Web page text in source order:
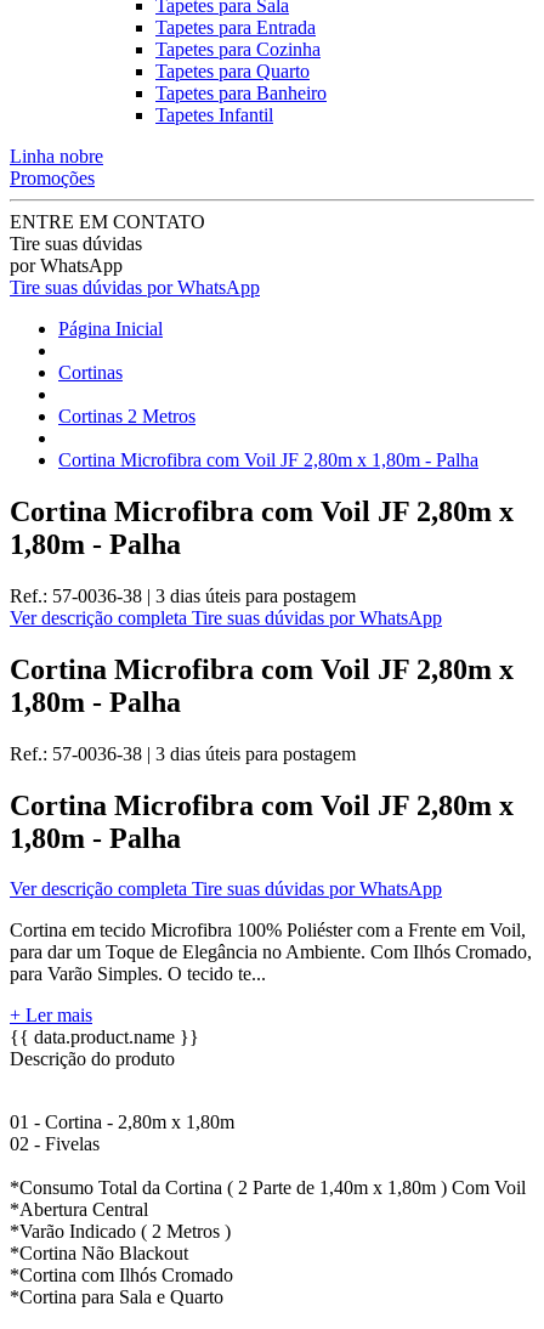
Tapetes para Sala
Tapetes para Entrada
Tapetes para Cozinha
Tapetes para Quarto
Tapetes para Banheiro
Tapetes Infantil
Linha nobre
Promoções
ENTRE EM CONTATO
Tire suas dúvidas
por WhatsApp
Tire suas dúvidas por WhatsApp
Página Inicial
Cortinas
Cortinas 2 Metros
Cortina Microfibra com Voil JF 2,80m x 1,80m - Palha
Cortina Microfibra com Voil JF 2,80m x
1,80m - Palha
Ref.: 57-0036-38 | 3 dias úteis para postagem
Ver descrição completa Tire suas dúvidas por WhatsApp
Cortina Microfibra com Voil JF 2,80m x
1,80m - Palha
Ref.: 57-0036-38 | 3 dias úteis para postagem
Cortina Microfibra com Voil JF 2,80m x
1,80m - Palha
Ver descrição completa Tire suas dúvidas por WhatsApp
Cortina em tecido Microfibra 100% Poliéster com a Frente em Voil,
para dar um Toque de Elegância no Ambiente. Com Ilhós Cromado,
para Varão Simples. O tecido te...
+ Ler mais
{{ data.product.name }}
Descrição do produto
01 - Cortina - 2,80m x 1,80m
02 - Fivelas
*Consumo Total da Cortina ( 2 Parte de 1,40m x 1,80m ) Com Voil
*Abertura Central
*Varão Indicado ( 2 Metros )
*Cortina Não Blackout
*Cortina com Ilhós Cromado
*Cortina para Sala e Quarto